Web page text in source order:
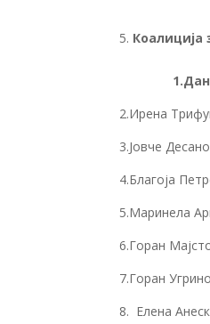
Коалиција
2.Ирена
3.Јовче
4.Благоја
5.Маринела
6.Горан
7.Горан
8. Елена